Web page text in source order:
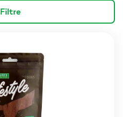
Filtre